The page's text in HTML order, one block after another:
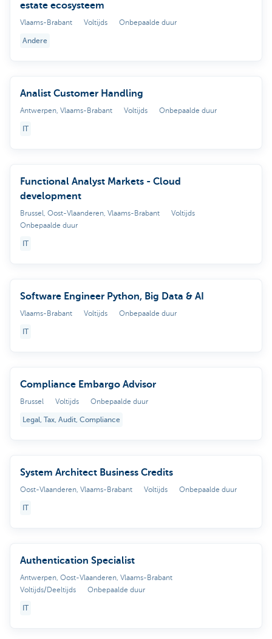
estate ecosysteem
Vlaams-Brabant Voltijds Onbepaalde duur
Andere
Analist Customer Handling
Antwerpen, Vlaams-Brabant Voltijds Onbepaalde duur
IT
Functional Analyst Markets - Cloud
development
Brussel, Oost-Vlaanderen, Vlaams-Brabant
Voltijds
Onbepaalde duur
IT
Software Engineer Python, Big Data & AI
Vlaams-Brabant Voltijds Onbepaalde duur
IT
Compliance Embargo Advisor
Brussel Voltijds Onbepaalde duur
Legal, Tax, Audit, Compliance
System Architect Business Credits
Oost-Vlaanderen, Vlaams-Brabant Voltijds Onbepaalde duur
IT
Authentication Specialist
Antwerpen, Oost-Vlaanderen, Vlaams-Brabant
Voltijds/Deeltijds
Onbepaalde duur
IT